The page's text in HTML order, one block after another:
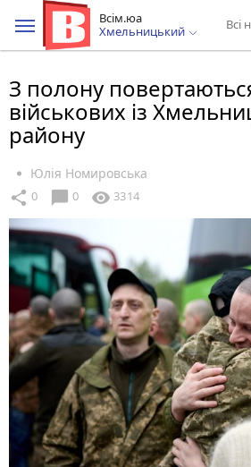
Всім.юа
Хмельницький
Всі
З полону
військових із
району
Юлія Номировська
share 0 chat_bubble 0 visibility 3314